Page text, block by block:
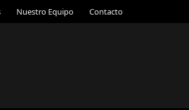
Nuestro Equipo Contacto